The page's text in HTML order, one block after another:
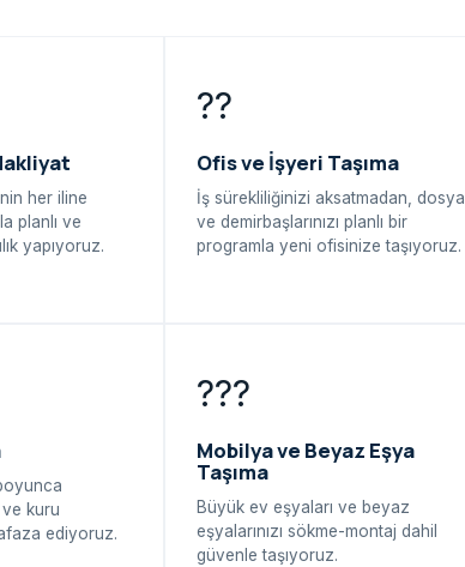
her iline
planlı ve
yapıyoruz.
??
Ofis ve İşyeri Taşıma
İş sürekliliğinizi aksatmadan, dosya
ve demirbaşlarınızı planlı bir
programla yeni ofisinize taşıyoruz.
ve kuru
ediyoruz.
???
Mobilya ve Beyaz Eşya
Taşıma
Büyük ev eşyaları ve beyaz
eşyalarınızı sökme-montaj dahil
güvenle taşıyoruz.